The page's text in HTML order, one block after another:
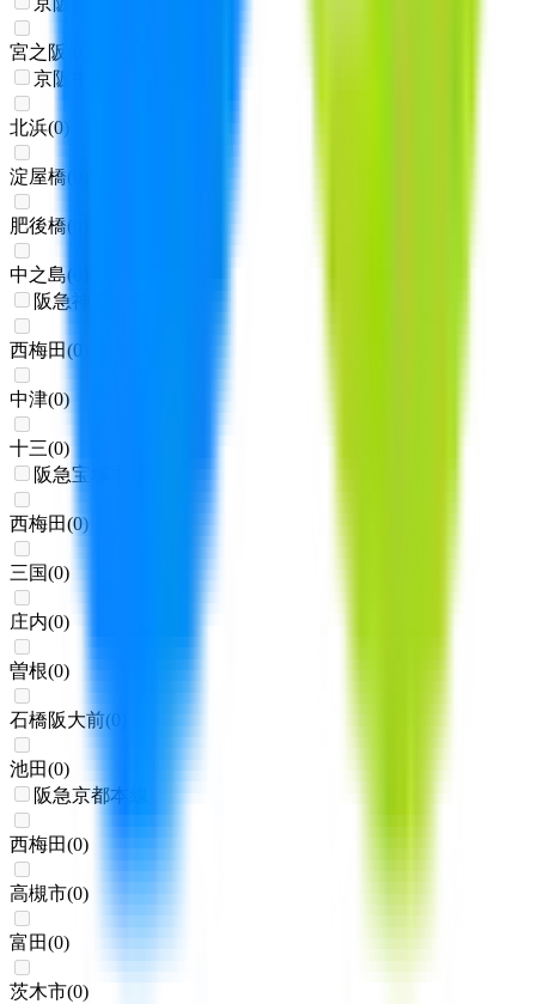
宮之阪
京阪中之島線
北浜(0
淀屋橋(
肥後橋(
中之島(
阪急神戸本線
西梅田(0
中津(0)
十三(0)
阪急宝塚本線
西梅田(0)
三国(0)
庄内(0)
曽根(0)
石橋阪大前(0
池田(0)
阪急京都本線
西梅田(0)
高槻市(0)
富田(0)
茨木市(0)